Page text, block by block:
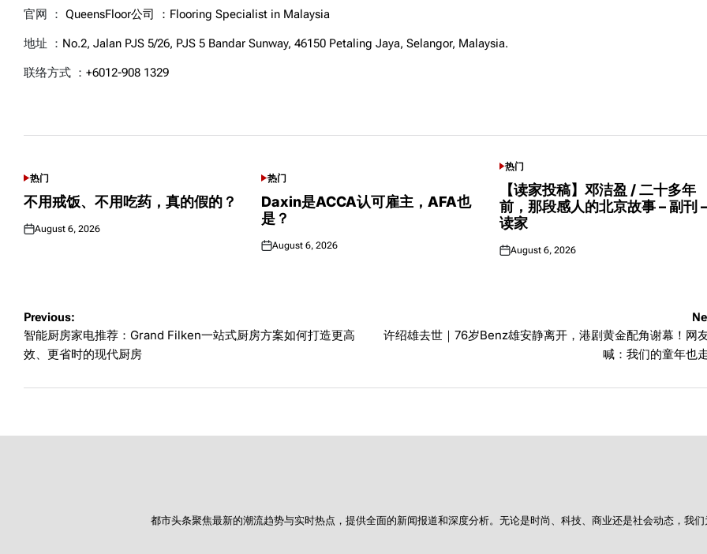
官网 ： QueensFloor公司 ：Flooring Specialist in Malaysia
地址 ： No.2, Jalan PJS 5/26, PJS 5 Bandar Sunway, 46150 Petaling Jaya, Selangor, Malaysia.
联络方式 ： +6012-908 1329
POSTED
IN
热门
不用戒饭、不用吃药，真的假的？
Posted
August 6, 2026
POSTED
IN
热门
Daxin是ACCA认可雇主，AFA也
是？
Posted
August 6, 2026
POSTED
热门
【读家投稿】邓洁盈 / 二十多年
前，那段感人的北京故事 – 副刊 –
读家
Posted
August 6, 2026
Post
navigation
Previous:
智能厨房家电推荐：Grand Filken一站式厨房方案如何打造更高
效、更省时的现代厨房
许绍雄去世｜76岁Benz雄安静离开，港剧黄金配角谢幕！网
喊：我们的童年也
都市头条聚焦最新的潮流趋势与实时热点，提供全面的新闻报道和深度分析。无论是时尚、科技、商业还是社会动态，我